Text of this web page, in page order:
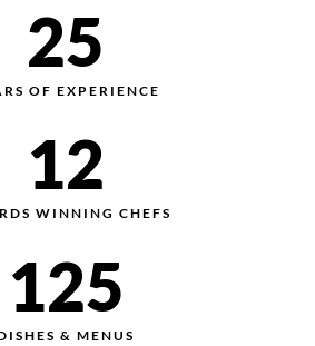
OF EXPERIENCE
25
WINNING CHEFS
12
& MENUS
125